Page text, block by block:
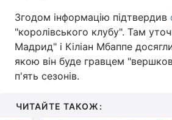
Згодом інформацію підтвердив
"королівського клубу". Там
Мадрид" і Кіліан Мбаппе
якою він буде гравцем
п'ять сезонів.
ЧИТАЙТЕ ТАКОЖ: